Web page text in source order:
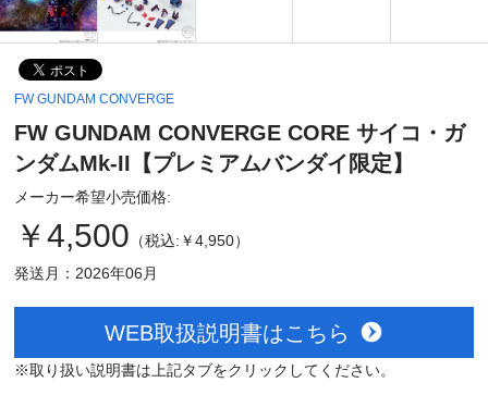
FW GUNDAM CONVERGE
FW GUNDAM CONVERGE CORE サイコ・ガ
ンダムMk-II【プレミアムバンダイ限定】
メーカー希望小売価格:
￥4,500 （税込:￥4,950）
発送月：2026年06月
WEB取扱説明書はこちら
※取り扱い説明書は上記タブをクリックしてください。